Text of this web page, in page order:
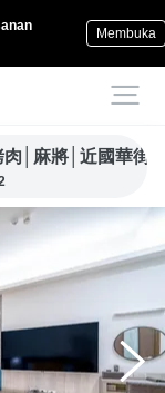
Membuka
│麻將│近國華街